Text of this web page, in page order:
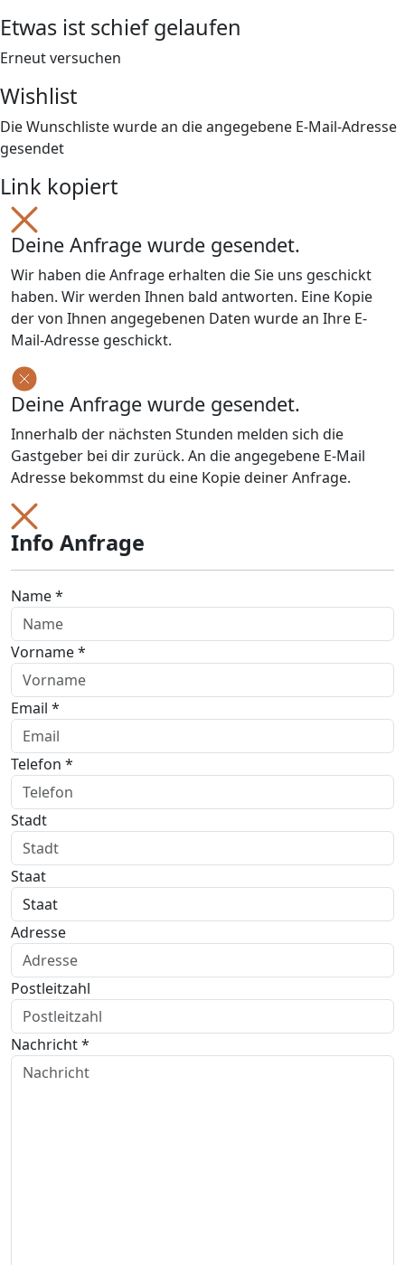
Etwas ist schief gelaufen
Erneut versuchen
Wishlist
Die Wunschliste wurde an die angegebene E-Mail-Adresse
gesendet
Link kopiert
Deine Anfrage wurde gesendet.
Wir haben die Anfrage erhalten die Sie uns geschickt
haben. Wir werden Ihnen bald antworten. Eine Kopie
der von Ihnen angegebenen Daten wurde an Ihre E-
Mail-Adresse geschickt.
Deine Anfrage wurde gesendet.
Innerhalb der nächsten Stunden melden sich die
Gastgeber bei dir zurück. An die angegebene E-Mail
Adresse bekommst du eine Kopie deiner Anfrage.
Info Anfrage
Name *
Vorname *
Email *
Telefon *
Stadt
Staat
Adresse
Postleitzahl
Nachricht *